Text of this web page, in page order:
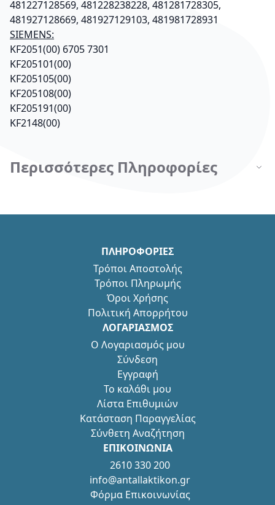
481227128569, 481228238228, 481281728305,
481927128669, 481927129103, 481981728931
SIEMENS:
KF2051(00) 6705 7301
KF205101(00)
KF205105(00)
KF205108(00)
KF205191(00)
KF2148(00)
Περισσότερες Πληροφορίες
ΠΛΗΡΟΦΟΡΙΕΣ
Τρόποι Αποστολής
Τρόποι Πληρωμής
Όροι Χρήσης
Πολιτική Απορρήτου
ΛΟΓΑΡΙΑΣΜΟΣ
Ο Λογαριασμός μου
Σύνδεση
Εγγραφή
Το καλάθι μου
Λίστα Επιθυμιών
Κατάσταση Παραγγελίας
Σύνθετη Αναζήτηση
ΕΠΙΚΟΙΝΩΝΙΑ
2610 330 200
info@antallaktikon.gr
Φόρμα Επικοινωνίας